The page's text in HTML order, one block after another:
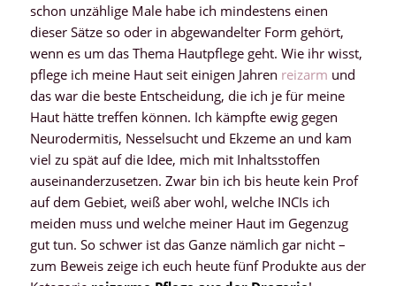
schon unzählige Male habe ich mindestens einen
dieser Sätze so oder in abgewandelter Form gehört,
wenn es um das Thema Hautpflege geht. Wie ihr wisst,
pflege ich meine Haut seit einigen Jahren reizarm und
das war die beste Entscheidung, die ich je für meine
Haut hätte treffen können. Ich kämpfte ewig gegen
Neurodermitis, Nesselsucht und Ekzeme an und kam
viel zu spät auf die Idee, mich mit Inhaltsstoffen
auseinanderzusetzen. Zwar bin ich bis heute kein Prof
auf dem Gebiet, weiß aber wohl, welche INCIs ich
meiden muss und welche meiner Haut im Gegenzug
gut tun. So schwer ist das Ganze nämlich gar nicht –
zum Beweis zeige ich euch heute fünf Produkte aus der